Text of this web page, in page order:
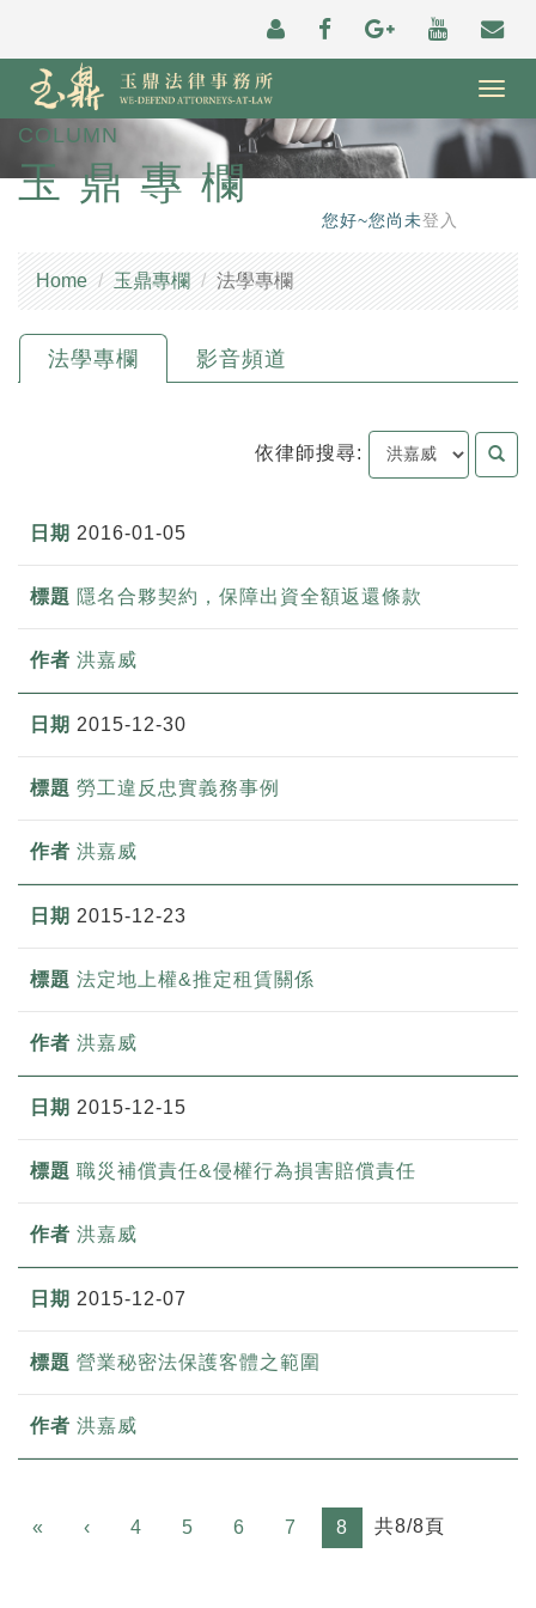
COLUMN
玉鼎專欄
您好~您尚未登入
Home 玉鼎專欄 法學專欄
法學專欄 影音頻道
依律師搜尋:
2016-01-05
隱名合夥契約，保障出資全額返還條款
洪嘉威
2015-12-30
勞工違反忠實義務事例
洪嘉威
2015-12-23
法定地上權&推定租賃關係
洪嘉威
2015-12-15
職災補償責任&侵權行為損害賠償責任
洪嘉威
2015-12-07
營業秘密法保護客體之範圍
洪嘉威
« Previous
‹ 4 5 6 7 8 共8/8頁